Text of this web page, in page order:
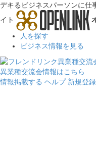
デキるビジネスパーソンに仕
イト
人を探す
ビジネス情報を見る
異業種交流会情報はこちら
情報掲載する ヘルプ 新規登録